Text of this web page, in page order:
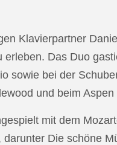
Klavierpartner
Das Duo
sowie bei der
und beim
mit dem
Die schöne